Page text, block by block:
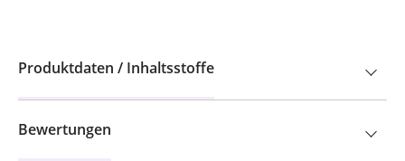
Produktdaten / Inhaltsstoffe
Bewertungen